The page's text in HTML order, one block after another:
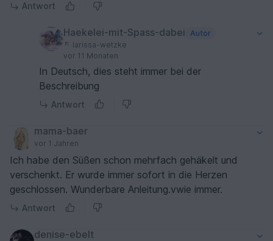
Antwort
Haekelei-mit-Spass-dabei
Autor
larissa-wetzke
vor 11 Monaten
In Deutsch, dies steht immer bei der
Beschreibung
Antwort
mama-baer
vor 1 Jahren
Ich habe den Süßen schon mehrfach gehäkelt und
verschenkt. Er wurde immer sofort in die Herzen
geschlossen. Wunderbare Anleitung.vwie immer.
Antwort
denise-ebelt